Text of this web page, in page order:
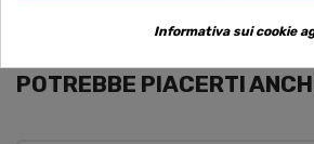
POTREBBE PIACERTI
Informativa sui cookie